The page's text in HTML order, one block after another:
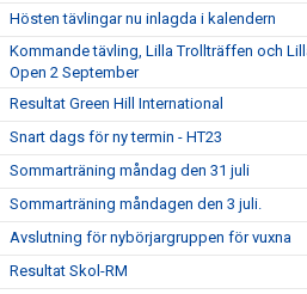
Hösten tävlingar nu inlagda i kalendern
Kommande tävling, Lilla Trollträffen och
Open 2 September
Resultat Green Hill International
Snart dags för ny termin - HT23
Sommarträning måndag den 31 juli
Sommarträning måndagen den 3 juli.
Avslutning för nybörjargruppen för vuxna
Resultat Skol-RM